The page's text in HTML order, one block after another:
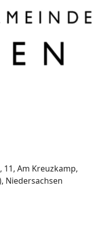
Am Kreuzkamp,
Niedersachsen